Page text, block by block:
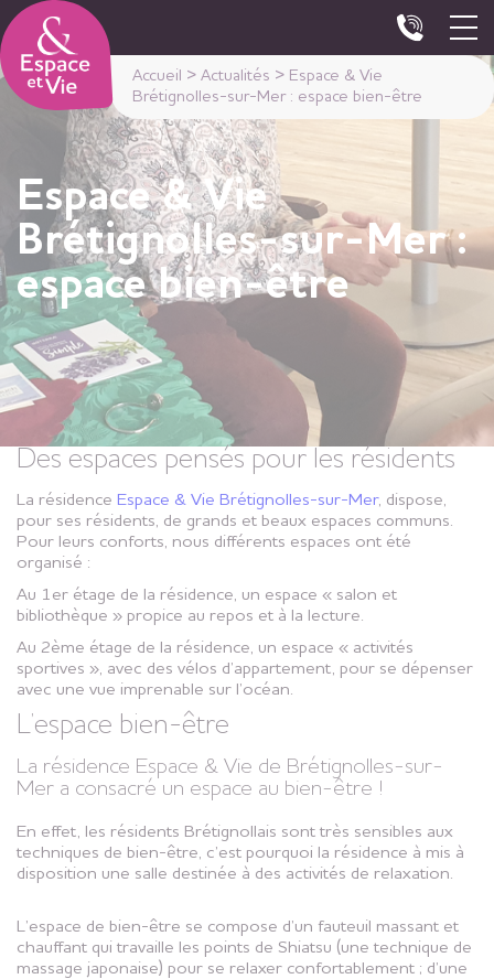
Accueil > Actualités > Espace & Vie
Brétignolles-sur-Mer : espace bien-être
Espace & Vie
Brétignolles-sur-Mer :
espace bien-être
Des espaces pensés pour les résidents
La résidence Espace & Vie Brétignolles-sur-Mer, dispose,
pour ses résidents, de grands et beaux espaces communs.
Pour leurs conforts, nous différents espaces ont été
organisé :
Au 1er étage de la résidence, un espace « salon et
bibliothèque » propice au repos et à la lecture.
Au 2ème étage de la résidence, un espace « activités
sportives », avec des vélos d’appartement, pour se dépenser
avec une vue imprenable sur l’océan.
L’espace bien-être
La résidence Espace & Vie de Brétignolles-sur-
Mer a consacré un espace au bien-être !
En effet, les résidents Brétignollais sont très sensibles aux
techniques de bien-être, c’est pourquoi la résidence à mis à
disposition une salle destinée à des activités de relaxation.
L’espace de bien-être se compose d’un fauteuil massant et
chauffant qui travaille les points de Shiatsu (une technique de
massage japonaise) pour se relaxer confortablement ; d’une
Panneau de gestion des cookies